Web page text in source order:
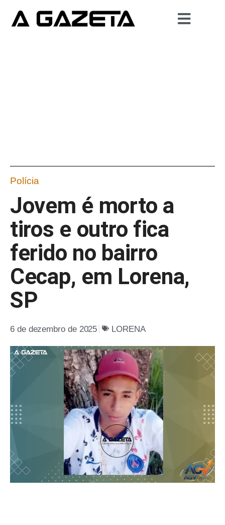
Polícia
Jovem é morto a
tiros e outro fica
ferido no bairro
Cecap, em Lorena,
SP
6 de dezembro de 2025 LORENA